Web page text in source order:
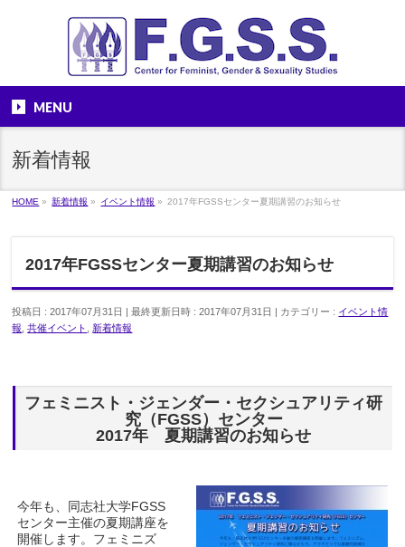
MENU
新着情報
HOME » 新着情報 » イベント情報 » 2017年FGSSセンター夏期講習のお知らせ
2017年FGSSセンター夏期講習のお知らせ
投稿日 : 2017年07月31日 最終更新日時 : 2017年07月31日 カテゴリー : イベント情
報 ,共催イベント 新着情報
フェミニスト・ジェンダー・セクシュアリティ研
究（FGSS）センター
2017年 夏期講習のお知らせ
今年も、同志社大学FGSS
センター主催の夏期講座を
開催します。フェミニズ